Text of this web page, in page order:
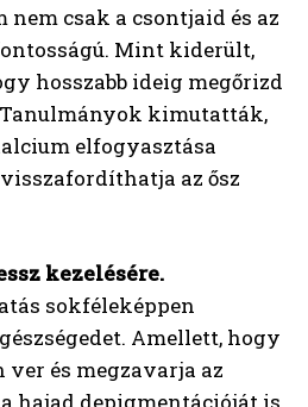
nem csak a csontjaid és az
Mint kiderült,
hosszabb ideig megőrizd
kimutatták,
elfogyasztása
az ősz
kezelésére.
sokféleképpen
Amellett, hogy
ver és megzavarja az